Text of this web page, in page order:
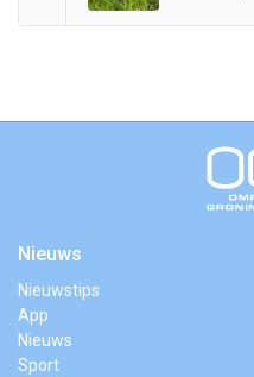
Nieuws
Nieuwstips
App
Nieuws
Sport